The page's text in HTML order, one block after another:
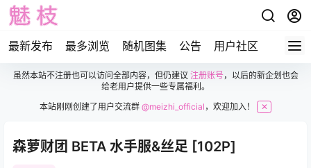
最新发布 最多浏览 随机图集 公告 用户社区
虽然本站不注册也可以访问全部内容，但仍建议 注册账号，以后的新企划也会
给老用户提供一些专属福利。
本站刚刚创建了用户交流群@meizhi_official ，欢迎加入！ ✕
森萝财团 BETA 水手服&丝足 [102P]